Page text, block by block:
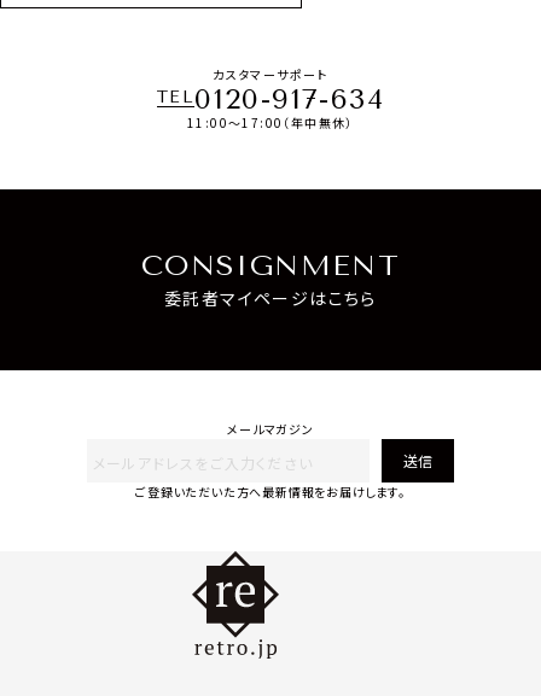
カスタマーサポート
TEL0120-917-634
11:00～17:00（年中無休）
CONSIGNMENT
委託者マイページはこちら
メールマガジン
送信
ご登録いただいた方へ最新情報をお届けします。